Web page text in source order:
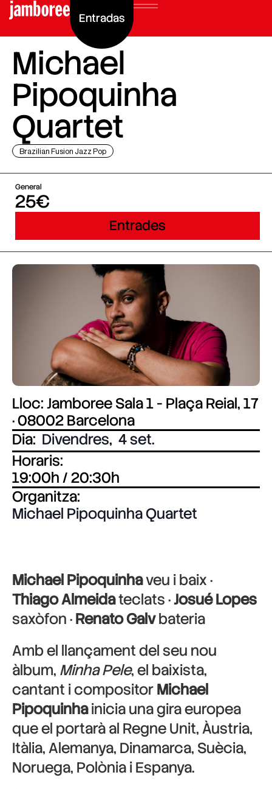
Entradas
Michael
Pipoquinha
Quartet
Brazilian Fusion Jazz Pop
General
25€
Entrades
Lloc: Jamboree Sala 1 - Plaça Reial, 17
· 08002 Barcelona
Dia: Divendres, 4 set.
Horaris:
19:00h / 20:30h
Organitza:
Michael Pipoquinha Quartet
Michael Pipoquinhaveu i baix ·
Thiago Almeidateclats ·Josué Lopes
saxòfon ·Renato Galvbateria
Amb el llançament del seu nou
àlbum, Minha Pele, el baixista,
cantant i compositorMichael
Pipoquinhainicia una gira europea
que el portarà al Regne Unit, Àustria,
Itàlia, Alemanya, Dinamarca, Suècia,
Noruega, Polònia i Espanya.